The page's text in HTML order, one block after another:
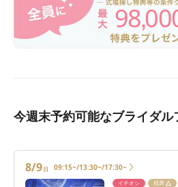
98,
今週末予約可能なブライダル
8/9日 09:15~/13:30~/17:30~
イチオシ 残席